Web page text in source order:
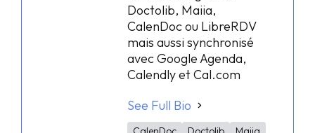
Doctolib, Maiia,
CalenDoc ou LibreRDV
mais aussi synchronisé
avec Google Agenda,
Calendly et Cal.com
See Full Bio